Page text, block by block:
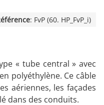
: FvP (60. HP_FvP_i)
« tube central » avec
polyéthylène. Ce câble
aériennes, les façades
dans des conduits.